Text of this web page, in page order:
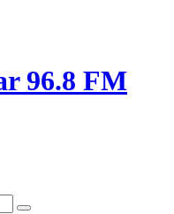
96.8 FM